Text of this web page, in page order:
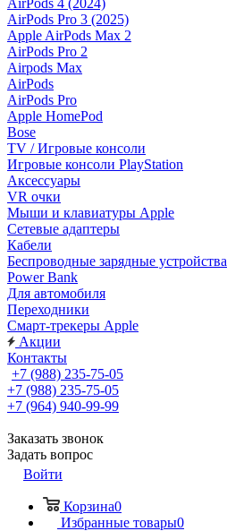
AirPods 4 (2024)
AirPods Pro 3 (2025)
Apple AirPods Max 2
AirPods Pro 2
Airpods Max
AirPods
AirPods Pro
Apple HomePod
Bose
TV / Игровые консоли
Игровые консоли PlayStation
Аксессуары
VR очки
Мыши и клавиатуры Apple
Сетевые адаптеры
Кабели
Беспроводные зарядные устройства
Power Bank
Для автомобиля
Переходники
Смарт-трекеры Apple
Акции
Контакты
+7 (988) 235-75-05
+7 (988) 235-75-05
+7 (964) 940-99-99
Заказать звонок
Задать вопрос
Войти
Корзина0
Избранные товары0